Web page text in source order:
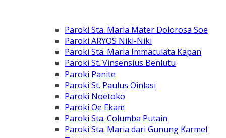
Paroki Sta. Maria Mater Dolorosa Soe
Paroki ARYOS Niki-Niki
Paroki Sta. Maria Immaculata Kapan
Paroki St. Vinsensius Benlutu
Paroki Panite
Paroki St. Paulus Oinlasi
Paroki Noetoko
Paroki Oe Ekam
Paroki Sta. Columba Putain
Paroki Sta. Maria dari Gunung Karmel